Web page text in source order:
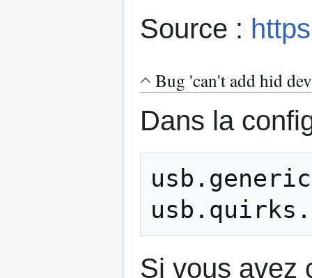
Source :
Bug 'can't add hid
Dans la
Si vous avez